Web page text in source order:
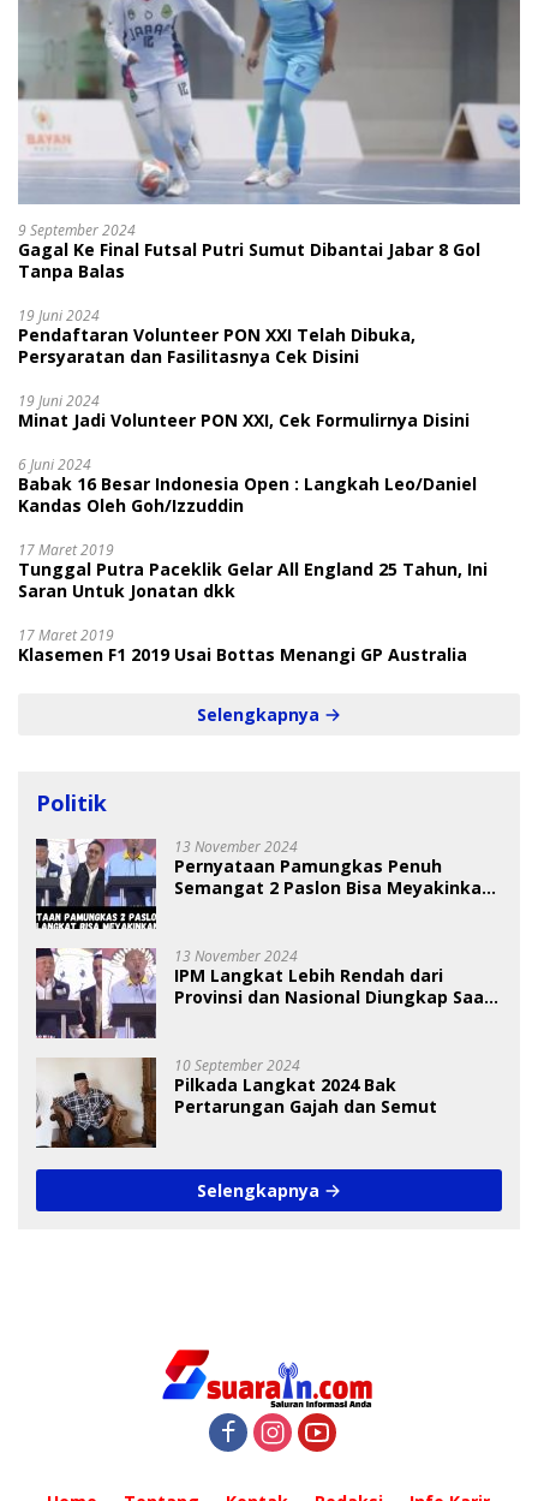
9 September 2024
Gagal Ke Final Futsal Putri Sumut Dibantai Jabar 8 Gol
Tanpa Balas
19 Juni 2024
Pendaftaran Volunteer PON XXI Telah Dibuka,
Persyaratan dan Fasilitasnya Cek Disini
19 Juni 2024
Minat Jadi Volunteer PON XXI, Cek Formulirnya Disini
6 Juni 2024
Babak 16 Besar Indonesia Open : Langkah Leo/Daniel
Kandas Oleh Goh/Izzuddin
17 Maret 2019
Tunggal Putra Paceklik Gelar All England 25 Tahun, Ini
Saran Untuk Jonatan dkk
17 Maret 2019
Klasemen F1 2019 Usai Bottas Menangi GP Australia
Selengkapnya
Politik
13 November 2024
Pernyataan Pamungkas Penuh
Semangat 2 Paslon Bisa Meyakinkan
13 November 2024
IPM Langkat Lebih Rendah dari
Provinsi dan Nasional Diungkap Saat
10 September 2024
Pilkada Langkat 2024 Bak
Pertarungan Gajah dan Semut
Selengkapnya